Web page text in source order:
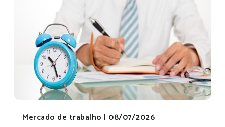
Mercado de trabalho | 08/07/2026